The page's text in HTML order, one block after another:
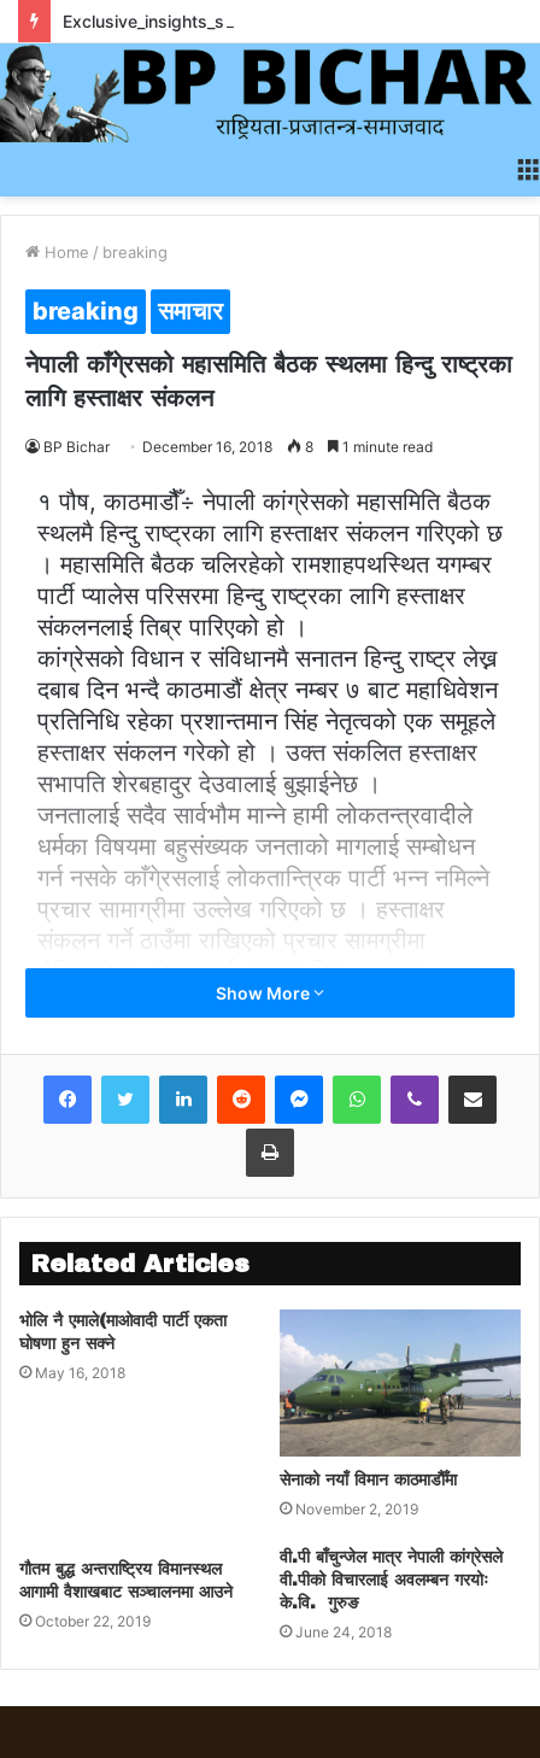
Home / breaking
breaking समाचार
नेपाली काँगे्रसको महासमिति बैठक स्थलमा हिन्दु राष्ट्रका
लागि हस्ताक्षर संकलन
BP Bichar December 16, 2018 8 1 minute read
१ पौष, काठमाडौैँ÷ नेपाली कांग्रेसको महासमिति बैठक
स्थलमै हिन्दु राष्ट्रका लागि हस्ताक्षर संकलन गरिएको छ
। महासमिति बैठक चलिरहेको रामशाहपथस्थित यगम्बर
पार्टी प्यालेस परिसरमा हिन्दु राष्ट्रका लागि हस्ताक्षर
संकलनलाई तिब्र पारिएको हो ।
कांग्रेसको विधान र संविधानमै सनातन हिन्दु राष्ट्र लेख्न
दबाब दिन भन्दै काठमाडौं क्षेत्र नम्बर ७ बाट महाधिवेशन
प्रतिनिधि रहेका प्रशान्तमान सिंह नेतृत्वको एक समूहले
हस्ताक्षर संकलन गरेको हो । उक्त संकलित हस्ताक्षर
सभापति शेरबहादुर देउवालाई बुझाईनेछ ।
जनतालाई सदैव सार्वभौम मान्ने हामी लोकतन्त्रवादीले
धर्मका विषयमा बहुसंख्यक जनताको मागलाई सम्बोधन
गर्न नसके काँगे्रसलाई लोकतान्त्रिक पार्टी भन्न नमिल्ने
प्रचार सामाग्रीमा उल्लेख गरिएको छ । हस्ताक्षर
संकलन गर्ने ठाउँमा राखिएको प्रचार सामग्रीमा
लेखिएको छ, ‘नेपाललाई सनातन हिन्दु राष्ट्रका रूपमा
अंगिकार गर्ने गरी पार्टीको विधान र संविधान संशोधन
तीन सय बढी महासमिति सदस्यले उक्त अभियानमा
हस्ताक्षर गरेका छन् । नेपाली कांग्रेसका केही नेताहरुले
हिन्दु धर्मबारे जनमत संग्रह गर्नुपर्ने वा धर्म निरेपक्ष
खारेजी गर्नुपर्ने माग राख्दैं आएका छन् ।
Show More
LinkedInReddit MessengerWhatsAppViber Share via Email
Print
Related Articles
भोलि नै एमाले(माओवादी पार्टी एकता
घोषणा हुन सक्ने
May 16, 2018
सेनाको नयाँ विमान काठमाडौैँमा
November 2, 2019
गौतम बुद्ध अन्तराष्ट्रिय विमानस्थल
आगामी वैशाखबाट सञ्चालनमा आउने
October 22, 2019
वी.पी बाँचुन्जेल मात्र नेपाली कांग्रेसले
वी.पीको विचारलाई अवलम्बन गरयोः
के.वि‍. ‍ गुरुङ
June 24, 2018